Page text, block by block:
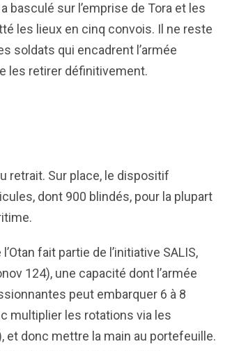
basculé sur l’emprise de Tora et les
les lieux en cinq convois. Il ne reste
soldats qui encadrent l’armée
les retirer définitivement.
retrait. Sur place, le dispositif
dont 900 blindés, pour la plupart
fait partie de l’initiative SALIS,
124), une capacité dont l’armée
peut embarquer 6 à 8
multiplier les rotations via les
et donc mettre la main au portefeuille.